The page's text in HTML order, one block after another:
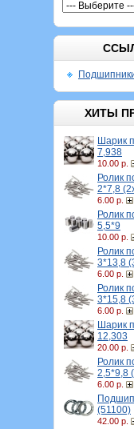
ХИТЫ
Шарик
7,938
10.00 р.
Ролик
2*7,8
6.00 р.
Ролик
5,5*9
10.00 р.
Ролик
3*13,8
6.00 р.
Ролик
3*15,8
6.00 р.
Шарик
12,303
20.00 р.
Ролик
2,5*9,8
6.00 р.
(51100)
42.00 р.